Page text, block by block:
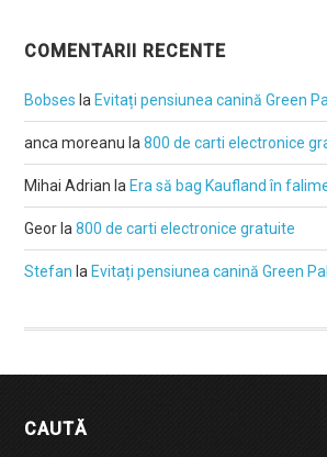
COMENTARII RECENTE
Bobses la Evitați pensiunea canină Green
anca moreanu la800 de carti electronice
Mihai Adrian la Era să bag Kaufland în
Geor la800 de carti electronice gratuite
Stefan la Evitați pensiunea canină Green
CAUTĂ